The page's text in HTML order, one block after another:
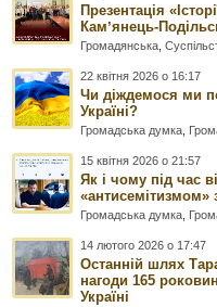
Презентація
Камʼянець-
Громадянська ,
22 квітня 2026 о 16:17
Чи діждемося ми
Україні?
Громадська думка
15 квітня 2026 о 21:57
Як і чому під час
«антисемітизмом»
Громадська думка
14 лютого 2026 о 17:47
Останній шлях
нагоди 165
Україні